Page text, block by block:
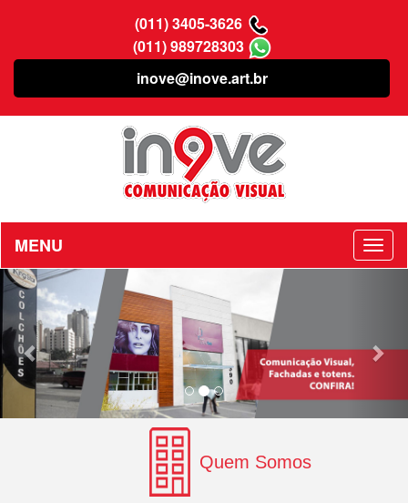
(011) 3405-3626
(011) 989728303
inove@inove.art.br
MENU
Previous
Quem Somos